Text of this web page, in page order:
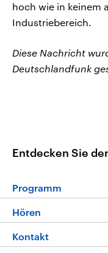
hoch wie in keinem
Industriebereich.
Diese Nachricht
Deutschlandfunk
Entdecken Sie
Programm
Programm
Die
Hören
Livestream
Kontakt